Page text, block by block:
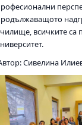
всичките са
Сивелина